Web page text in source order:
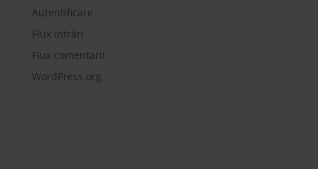
Autentificare
Flux intrări
Flux comentarii
WordPress.org